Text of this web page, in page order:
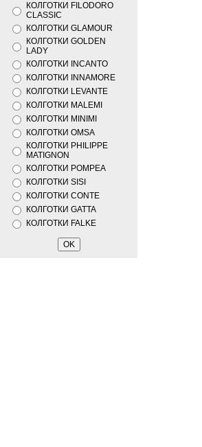
КОЛГОТКИ FILODORO
CLASSIC
КОЛГОТКИ GLAMOUR
КОЛГОТКИ GOLDEN
LADY
КОЛГОТКИ INCANTO
КОЛГОТКИ INNAMORE
КОЛГОТКИ LEVANTE
КОЛГОТКИ MALEMI
КОЛГОТКИ MINIMI
КОЛГОТКИ OMSA
КОЛГОТКИ PHILIPPE
MATIGNON
КОЛГОТКИ POMPEA
КОЛГОТКИ SISI
КОЛГОТКИ CONTE
КОЛГОТКИ GATTA
КОЛГОТКИ FALKE